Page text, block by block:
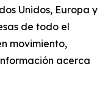
Unidos, Europa y
de todo el
movimiento,
acerca